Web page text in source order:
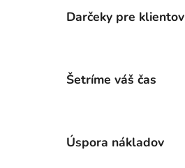
á
d
e
k
Darčeky pre klientov
Šetríme váš čas
Úspora nákladov